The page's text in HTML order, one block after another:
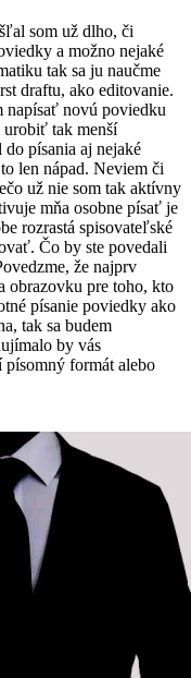
som už dlho, či
a možno nejaké
tak sa ju naučme
draftu, ako editovanie.
napísať novú poviedku
urobiť tak menší
písania aj nejaké
len nápad. Neviem či
už nie som tak aktívny
mňa osobne písať je
rozrastá spisovateľské
Čo by ste povedali
že najprv
obrazovku pre toho, kto
písanie poviedky ako
tak sa budem
by vás
formát alebo